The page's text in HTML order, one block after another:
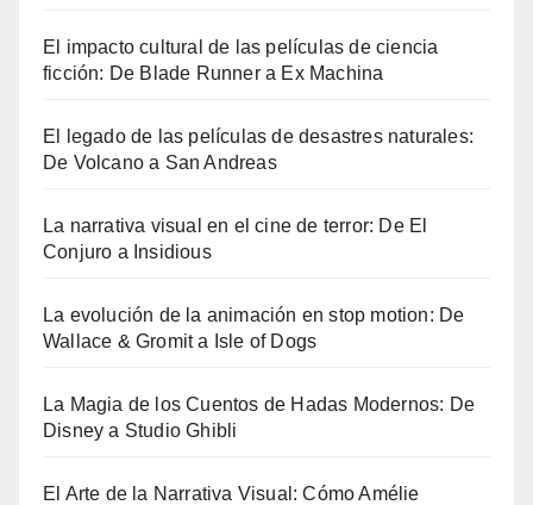
El impacto cultural de las películas de ciencia
ficción: De Blade Runner a Ex Machina
El legado de las películas de desastres naturales:
De Volcano a San Andreas
La narrativa visual en el cine de terror: De El
Conjuro a Insidious
La evolución de la animación en stop motion: De
Wallace & Gromit a Isle of Dogs
La Magia de los Cuentos de Hadas Modernos: De
Disney a Studio Ghibli
El Arte de la Narrativa Visual: Cómo Amélie